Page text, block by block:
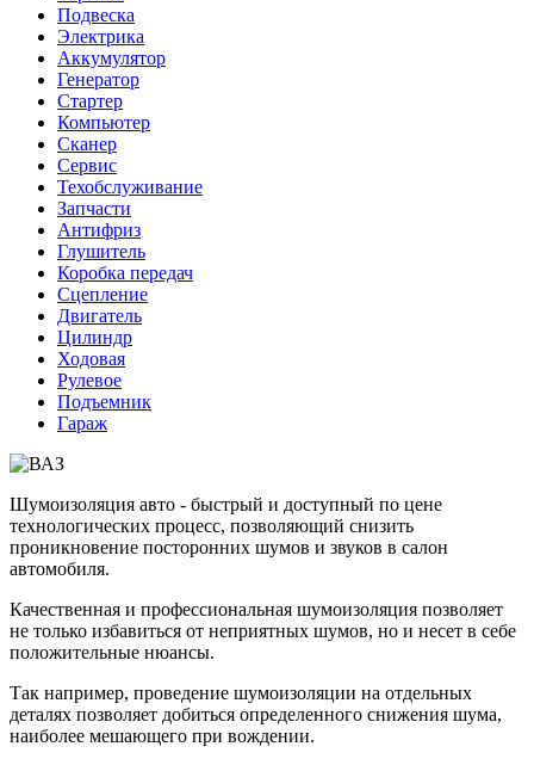
Подвеска
Электрика
Аккумулятор
Генератор
Стартер
Компьютер
Сканер
Сервис
Техобслуживание
Запчасти
Антифриз
Глушитель
Коробка передач
Сцепление
Двигатель
Цилиндр
Ходовая
Рулевое
Подъемник
Гараж
Шумоизоляция авто - быстрый и доступный по цене
технологических процесс, позволяющий снизить
проникновение посторонних шумов и звуков в салон
автомобиля.
Качественная и профессиональная шумоизоляция позволяет
не только избавиться от неприятных шумов, но и несет в себе
положительные нюансы.
Так например, проведение шумоизоляции на отдельных
деталях позволяет добиться определенного снижения шума,
наиболее мешающего при вождении.